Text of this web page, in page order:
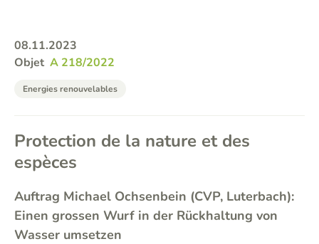
08.11.2023
Objet A 218/2022
Energies renouvelables
Protection de la nature et des
espèces
Auftrag Michael Ochsenbein (CVP, Luterbach):
Einen grossen Wurf in der Rückhaltung von
Wasser umsetzen